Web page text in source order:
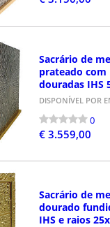
Sacrário de
prateado com
douradas IHS
DISPONÍVEL POR
0
€ 3.559,00
Sacrário de
dourado
IHS e raios